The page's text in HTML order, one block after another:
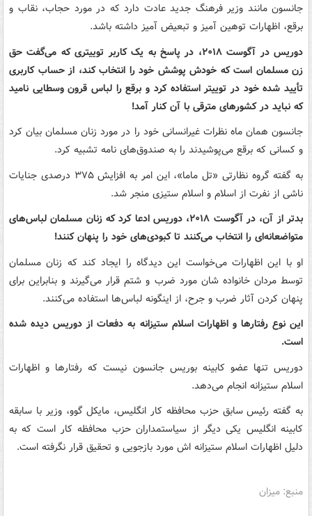
جانسون مانند وزیر فرهنگ جدید عادت دارد که در مورد حجاب، نقاب و
برقع، اظهارات توهین آمیز و تبعیض آمیز داشته باشد.
دوریس در آگوست ۲۰۱۸، در پاسخ به یک کاربر توییتری که می‌گفت حق
زن مسلمان است که خودش پوشش خود را انتخاب کند، از حساب کاربری
تأیید شده خود در توییتر استفاده کرد و برقع را لباس قرون وسطایی نامید
که نباید در کشورهای مترقی با آن کنار آمد!
جانسون همان ماه نظرات غیرانسانی خود را در مورد زنان مسلمان بیان کرد
و کسانی که برقع می‌پوشیدند را به صندوق‌های نامه تشبیه کرد.
به گفته گروه نظارتی «تل ماما»، این امر به افزایش ۳۷۵ درصدی جنایات
ناشی از نفرت از اسلام و اسلام ستیزی منجر شد.
بدتر از آن، در آگوست ۲۰۱۸، دوریس ادعا کرد که زنان مسلمان لباس‌های
متواضعانه‌ای را انتخاب می‌کنند تا کبودی‌های خود را پنهان کنند!
او با این اظهارات می‌خواست این دیدگاه را ایجاد کند که زنان مسلمان
توسط مردان خانواده شان مورد ضرب و شتم قرار می‌گیرند و بنابراین برای
پنهان کردن آثار ضرب و جرح، از اینگونه لباس‌ها استفاده می‌کنند.
این نوع رفتارها و اظهارات اسلام ستیزانه به دفعات از دوریس دیده شده
است.
دوریس تنها عضو کابینه بوریس جانسون نیست که رفتارها و اظهارات
اسلام ستیزانه انجام می‌دهد.
به گفته رئیس سابق حزب محافظه کار انگلیس، مایکل گوو، وزیر با سابقه
کابینه انگلیس یکی دیگر از سیاستمداران حزب محافظه کار است که به
دلیل اظهارات اسلام ستیزانه اش مورد بازجویی و تحقیق قرار نگرفته است.
منبع: میزان